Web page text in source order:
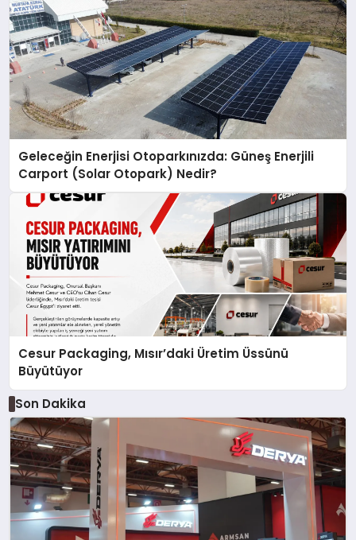
Geleceğin Enerjisi Otoparkınızda: Güneş Enerjili
Carport (Solar Otopark) Nedir?
Cesur Packaging, Mısır’daki Üretim Üssünü
Büyütüyor
Son Dakika